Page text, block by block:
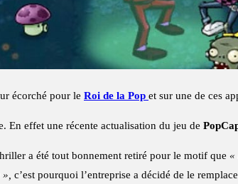
écorché pour le Roi de la Pop et sur une de ces
En effet une récente actualisation du jeu de
a été tout bonnement retiré pour le motif que «
c’est pourquoi l’entreprise a décidé de le